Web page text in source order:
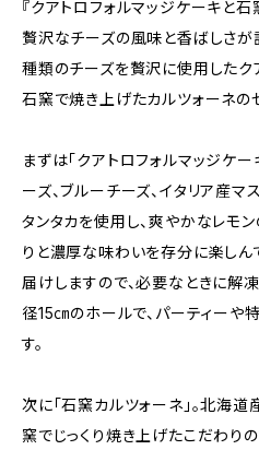
『クアトロフォルマッジケーキと石
贅沢なチーズの風味と香ばしさが
種類のチーズを贅沢に使用したク
石窯で焼き上げたカルツォーネの
まずは「クアトロフォルマッジケ
ーズ、ブルーチーズ、イタリア産
タンタカを使用し、爽やかなレモ
りと濃厚な味わいを存分に楽しん
届けしますので、必要なときに解
径15㎝のホールで、パーティーや
す。
次に「石窯カルツォーネ」。北海
窯でじっくり焼き上げたこだわりの